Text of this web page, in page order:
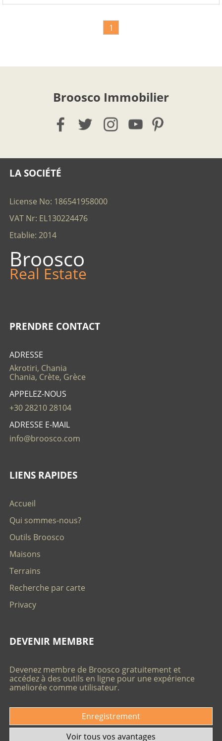
1
Broosco Immobilier
LA SOCIÉTÉ
License No: 186541958000
VAT Nr: EL130224476
Etablie: 2014
Broosco
Real Estate
PRENDRE CONTACT
ADRESSE
Akrotiri, Chania
Chania, Crète, Grèce
APPELEZ-NOUS
+30 28210 28104
ADRESSE E-MAIL
info@broosco.com
LIENS RAPIDES
Accueil
Qui sommes-nous?
Outils Broosco
Maisons
Terrains
Recherche par carte
Privacy
DEVENIR MEMBRE
Devenez membre de Broosco gratuitement et
accédez à des outils en ligne pour une expérience
ameliorée comme utilisateur.
Enregistrement
Voir tous vos avantages